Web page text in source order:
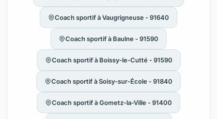
Coach sportif à Vaugrigneuse - 91640
Coach sportif à Baulne - 91590
Coach sportif à Boissy-le-Cutté - 91590
Coach sportif à Soisy-sur-École - 91840
Coach sportif à Gometz-la-Ville - 91400